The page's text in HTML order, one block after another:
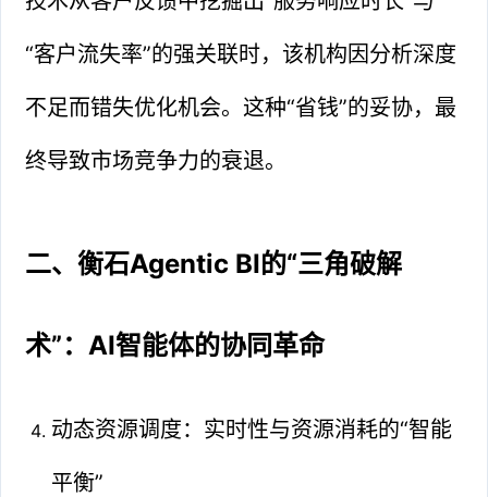
“客户流失率”的强关联时，该机构因分析深度
不足而错失优化机会。这种“省钱”的妥协，最
终导致市场竞争力的衰退。
二、衡石Agentic BI的“三角破解
术”：AI智能体的协同革命
动态资源调度：实时性与资源消耗的“智能
平衡”